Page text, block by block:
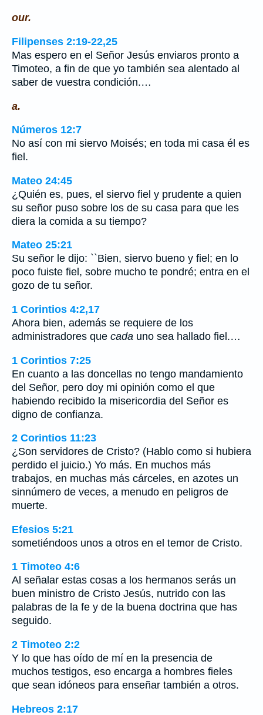
our.
Filipenses 2:19-22,25
Mas espero en el Señor Jesús enviaros pronto a
Timoteo, a fin de que yo también sea alentado al
saber de vuestra condición.…
a.
Números 12:7
No así con mi siervo Moisés; en toda mi casa él es
fiel.
Mateo 24:45
¿Quién es, pues, el siervo fiel y prudente a quien
su señor puso sobre los de su casa para que les
diera la comida a su tiempo?
Mateo 25:21
Su señor le dijo: ``Bien, siervo bueno y fiel; en lo
poco fuiste fiel, sobre mucho te pondré; entra en el
gozo de tu señor.
1 Corintios 4:2,17
Ahora bien, además se requiere de los
administradores que cada uno sea hallado fiel.…
1 Corintios 7:25
En cuanto a las doncellas no tengo mandamiento
del Señor, pero doy mi opinión como el que
habiendo recibido la misericordia del Señor es
digno de confianza.
2 Corintios 11:23
¿Son servidores de Cristo? (Hablo como si hubiera
perdido el juicio.) Yo más. En muchos más
trabajos, en muchas más cárceles, en azotes un
sinnúmero de veces, a menudo en peligros de
muerte.
Efesios 5:21
sometiéndoos unos a otros en el temor de Cristo.
1 Timoteo 4:6
Al señalar estas cosas a los hermanos serás un
buen ministro de Cristo Jesús, nutrido con las
palabras de la fe y de la buena doctrina que has
seguido.
2 Timoteo 2:2
Y lo que has oído de mí en la presencia de
muchos testigos, eso encarga a hombres fieles
que sean idóneos para enseñar también a otros.
Hebreos 2:17